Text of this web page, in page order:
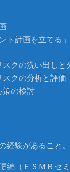
計画を立てる
クの洗い出しと
クの分析と評価
策の検討
経験があること
編（ＥＳＭＲセ